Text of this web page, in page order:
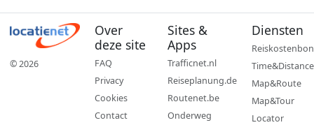
© 2026
Over
deze site
FAQ
Privacy
Cookies
Contact
Sites &
Apps
Trafficnet.nl
Reiseplanung.de
Routenet.be
Onderweg
Diensten
Reiskostenbon
Time&Distance
Map&Route
Map&Tour
Locator